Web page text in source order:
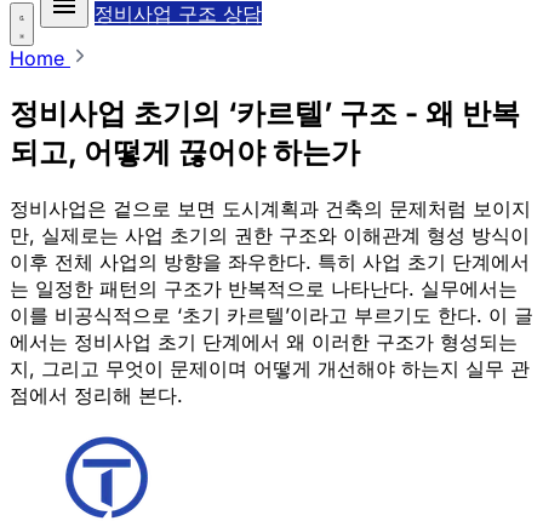
정비사업 구조 상담
Home
정비사업 초기의 ‘카르텔’ 구조 - 왜 반복
되고, 어떻게 끊어야 하는가
정비사업은 겉으로 보면 도시계획과 건축의 문제처럼 보이지
만, 실제로는 사업 초기의 권한 구조와 이해관계 형성 방식이
이후 전체 사업의 방향을 좌우한다. 특히 사업 초기 단계에서
는 일정한 패턴의 구조가 반복적으로 나타난다. 실무에서는
이를 비공식적으로 ‘초기 카르텔’이라고 부르기도 한다. 이 글
에서는 정비사업 초기 단계에서 왜 이러한 구조가 형성되는
지, 그리고 무엇이 문제이며 어떻게 개선해야 하는지 실무 관
점에서 정리해 본다.